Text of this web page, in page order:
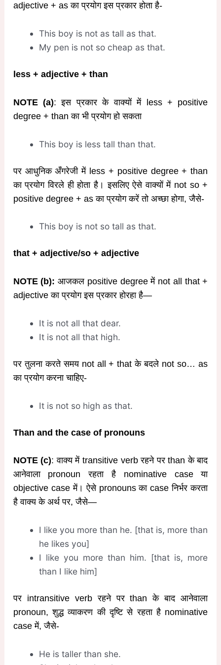
adjective + as का प्रयोग इस प्रकार होता है-
This boy is not as tall as that.
My pen is not so cheap as that.
less + adjective + than
NOTE (a): इस प्रकार के वाक्यों में less + positive
degree + than का भी प्रयोग हो सकता
This boy is less tall than that.
पर आधुनिक अँगरेजी में less + positive degree + than
का प्रयोग विरले ही होता है। इसलिए ऐसे वाक्यों में not so +
positive degree + as का प्रयोग करें तो अच्छा होगा, जैसे-
This boy is not so tall as that.
that + adjective/so + adjective
NOTE (b): आजकल positive degree में not all that +
adjective का प्रयोग इस प्रकार होरहा है—
It is not all that dear.
It is not all that high.
पर तुलना करते समय not all + that के बदले not so… as
का प्रयोग करना चाहिए-
It is not so high as that.
Than and the case of pronouns
NOTE (c): वाक्य में transitive verb रहने पर than के बाद
आनेवाला pronoun रहता है nominative case या
objective case में। ऐसे pronouns का case निर्भर करता
है वाक्य के अर्थ पर, जैसे—
I like you more than he. [that is, more than
he likes you]
I like you more than him. [that is, more
than I like him]
पर intransitive verb रहने पर than के बाद आनेवाला
pronoun, शुद्ध व्याकरण की दृष्टि से रहता है nominative
case में, जैसे-
He is taller than she.